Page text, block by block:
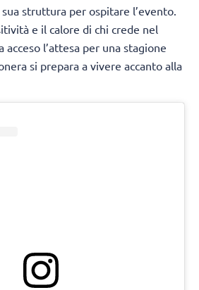
struttura per ospitare l’evento.
e il calore di chi crede nel
l’attesa per una stagione
si prepara a vivere accanto alla